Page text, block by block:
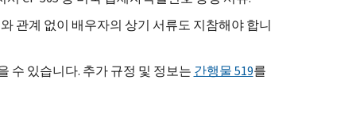
관계 없이 배우자의 상기 서류도 지참해야 합니
수 있습니다. 추가 규정 및 정보는 간행물 519를